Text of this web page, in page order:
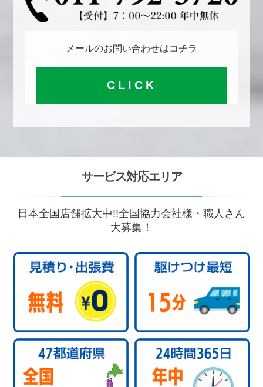
メールのお問い合わせはコチラ
CLICK
サービス対応エリア
日本全国店舗拡大中!!全国協力会社様・職人さん
大募集！